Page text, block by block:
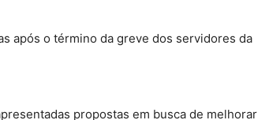
após o término da greve dos servidores da
propostas em busca de melhorar